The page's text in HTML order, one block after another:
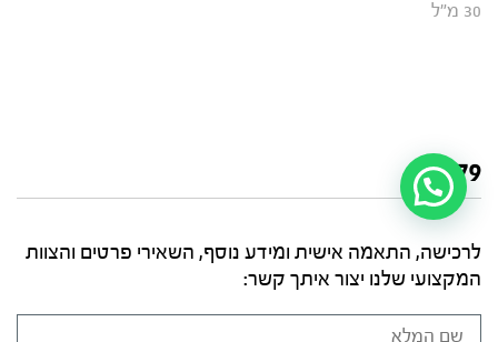
30 מ"ל
₪279
לרכישה, התאמה אישית ומידע נוסף, השאירי פרטים והצוות
המקצועי שלנו יצור איתך קשר: